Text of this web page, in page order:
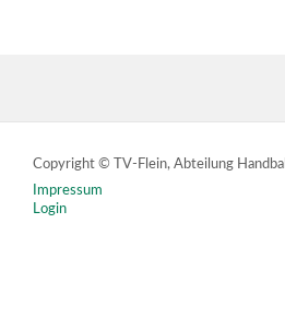
Copyright © TV-Flein, Abteilung Handball
Impressum
Login